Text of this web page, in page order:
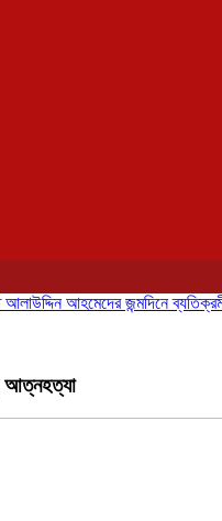
আহমেদের জন্মদিনে ব্যতিক্রমী
আত্নহত্যা